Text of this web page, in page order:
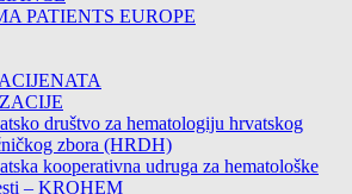
PATIENTS EUROPE
društvo za hematologiju hrvatskog
zbora (HRDH)
kooperativna udruga za hematološke
– KROHEM